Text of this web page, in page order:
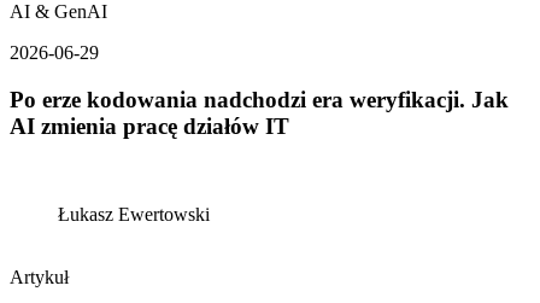
AI & GenAI
2026-06-29
Po erze kodowania nadchodzi era weryfikacji. Jak
AI zmienia pracę działów IT
Łukasz Ewertowski
Artykuł